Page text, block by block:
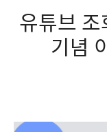
유튜브
기념